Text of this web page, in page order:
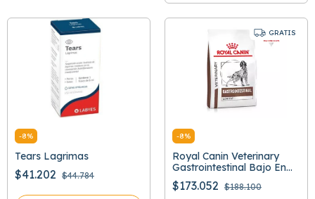
-8%
Tears Lagrimas
$41.202 $44.784
GRATIS
-8%
Royal Canin Veterinary
Gastrointestinal Bajo En
Grasa
$173.052 $188.100